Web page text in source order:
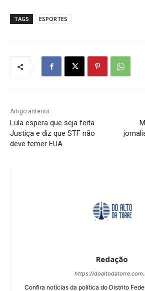
TAGS ESPORTES
Artigo anterior
Lula espera que seja feita
Justiça e diz que STF não
deve temer EUA
Redação
https://
Confira notícias da política do Distrito